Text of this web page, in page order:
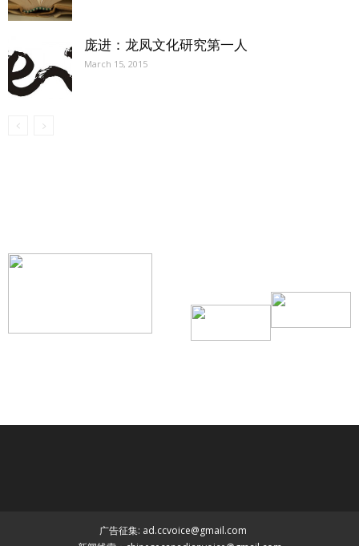
庞进：龙凤文化研究第一人
March 15, 2015
广告征集: ad.ccvoice@gmail.com